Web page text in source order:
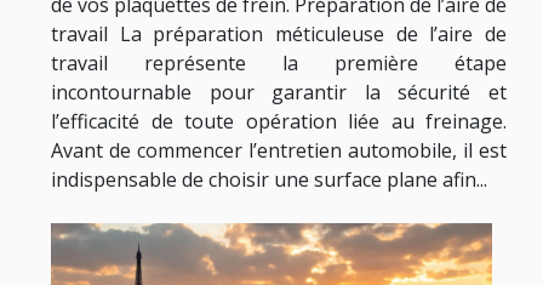
travail La préparation méticuleuse de l’aire de
travail représente la première étape
incontournable pour garantir la sécurité et
l’efficacité de toute opération liée au freinage.
Avant de commencer l’entretien automobile, il est
indispensable de choisir une surface plane afin...